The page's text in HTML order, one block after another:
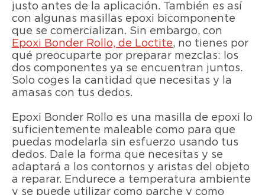
justo antes de la aplicación. También es así
con algunas masillas epoxi bicomponente
que se comercializan. Sin embargo, con
Epoxi Bonder Rollo, de Loctite, no tienes por
qué preocuparte por preparar mezclas: los
dos componentes ya se encuentran juntos.
Solo coges la cantidad que necesitas y la
amasas con tus dedos.
Epoxi Bonder Rollo es una masilla de epoxi lo
suficientemente maleable como para que
puedas modelarla sin esfuerzo usando tus
dedos. Dale la forma que necesitas y se
adaptará a los contornos y aristas del objeto
a reparar. Endurece a temperatura ambiente
y se puede utilizar como parche y como